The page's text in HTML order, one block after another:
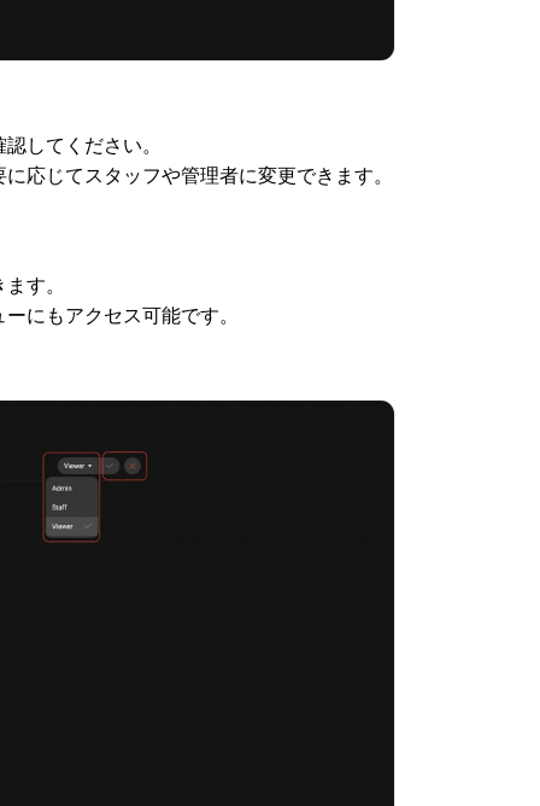
してください。
応じてスタッフや管理者に変更できます。
す。
にもアクセス可能です。